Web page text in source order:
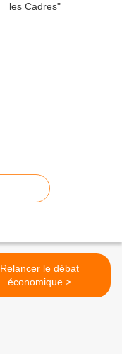
Relancer le débat
économique >